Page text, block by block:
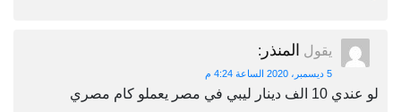
يقول المنذر :
5 ديسمبر، 2020 الساعة 4:24 م
لو عندي 10 الف دينار ليبي في مصر يعملو كام مصري